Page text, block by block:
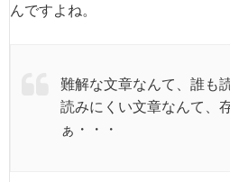
んですよね。
難解な文章なんて、誰も
読みにくい文章なんて、
ぁ・・・